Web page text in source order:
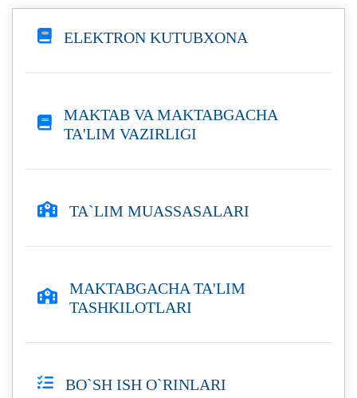
ELEKTRON KUTUBXONA
MAKTAB VA MAKTABGACHA
TA'LIM VAZIRLIGI
TA`LIM MUASSASALARI
MAKTABGACHA TA'LIM
TASHKILOTLARI
BO`SH ISH O`RINLARI